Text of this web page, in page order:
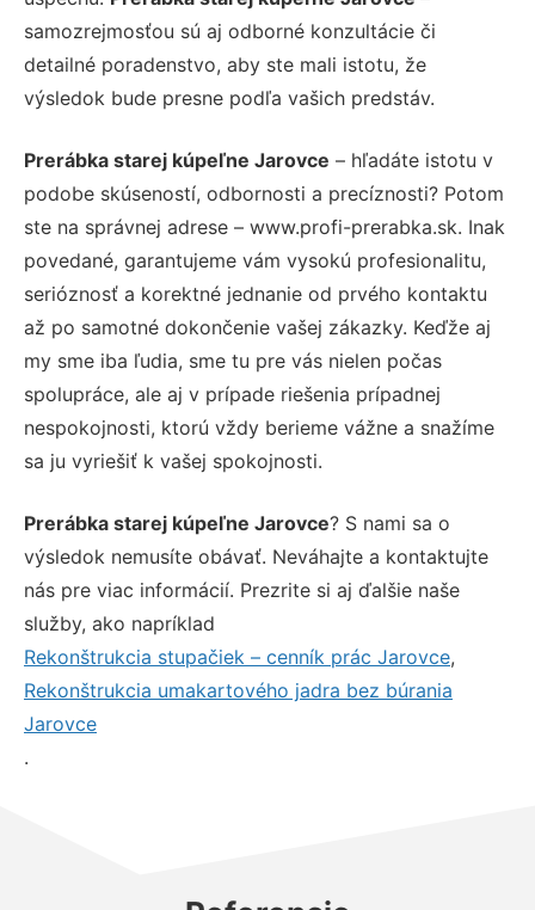
samozrejmosťou sú aj odborné konzultácie či
detailné poradenstvo, aby ste mali istotu, že
výsledok bude presne podľa vašich predstáv.
Prerábka starej kúpeľne Jarovce – hľadáte istotu v
podobe skúseností, odbornosti a precíznosti? Potom
ste na správnej adrese – www.profi-prerabka.sk. Inak
povedané, garantujeme vám vysokú profesionalitu,
serióznosť a korektné jednanie od prvého kontaktu
až po samotné dokončenie vašej zákazky. Keďže aj
my sme iba ľudia, sme tu pre vás nielen počas
spolupráce, ale aj v prípade riešenia prípadnej
nespokojnosti, ktorú vždy berieme vážne a snažíme
sa ju vyriešiť k vašej spokojnosti.
Prerábka starej kúpeľne Jarovce? S nami sa o
výsledok nemusíte obávať. Neváhajte a kontaktujte
nás pre viac informácií. Prezrite si aj ďalšie naše
služby, ako napríklad
Rekonštrukcia stupačiek – cenník prác Jarovce,
Rekonštrukcia umakartového jadra bez búrania
Jarovce
.